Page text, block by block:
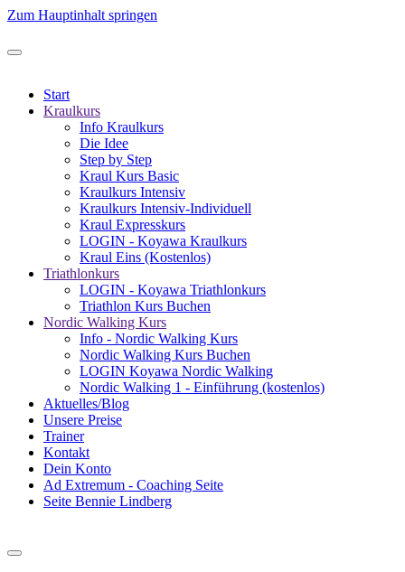
Zum Hauptinhalt springen
Start
Kraulkurs
Info Kraulkurs
Die Idee
Step by Step
Kraul Kurs Basic
Kraulkurs Intensiv
Kraulkurs Intensiv-Individuell
Kraul Expresskurs
LOGIN - Koyawa Kraulkurs
Kraul Eins (Kostenlos)
Triathlonkurs
LOGIN - Koyawa Triathlonkurs
Triathlon Kurs Buchen
Nordic Walking Kurs
Info - Nordic Walking Kurs
Nordic Walking Kurs Buchen
LOGIN Koyawa Nordic Walking
Nordic Walking 1 - Einführung (kostenlos)
Aktuelles/Blog
Unsere Preise
Trainer
Kontakt
Dein Konto
Ad Extremum - Coaching Seite
Seite Bennie Lindberg